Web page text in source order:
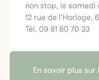
non stop, le samedi
12 rue de l’Horloge,
Tél. 09 81 80 70 33
En savoir plus